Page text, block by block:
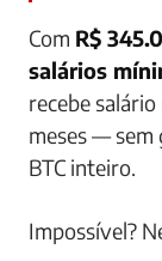
Com R$
salários
recebe
meses — sem
BTC inteiro.
Impossível?